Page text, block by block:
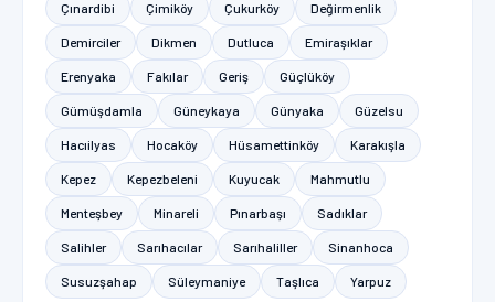
Çınardibi Çimiköy Çukurköy Değirmenlik
Demirciler Dikmen Dutluca Emiraşıklar
Erenyaka Fakılar Geriş Güçlüköy
Gümüşdamla Güneykaya Günyaka Güzelsu
Hacıilyas Hocaköy Hüsamettinköy Karakışla
Kepez Kepezbeleni Kuyucak Mahmutlu
Menteşbey Minareli Pınarbaşı Sadıklar
Salihler Sarıhacılar Sarıhaliller Sinanhoca
Susuzşahap Süleymaniye Taşlıca Yarpuz